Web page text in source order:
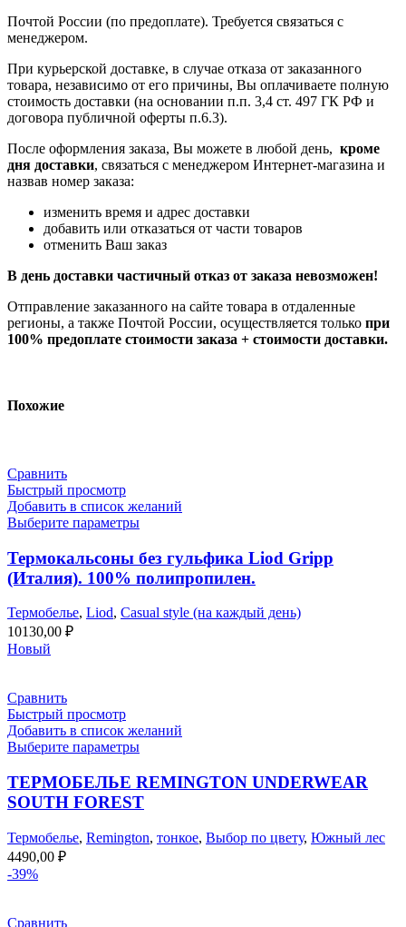
Почтой России (по предоплате). Требуется связаться с
менеджером.
При курьерской доставке, в случае отказа от заказанного
товара, независимо от его причины, Вы оплачиваете полную
стоимость доставки (на основании п.п. 3,4 ст. 497 ГК РФ и
договора публичной оферты п.6.3).
После оформления заказа, Вы можете в любой день, кроме
дня доставки, связаться с менеджером Интернет-магазина и
назвав номер заказа:
изменить время и адрес доставки
добавить или отказаться от части товаров
отменить Ваш заказ
В день доставки частичный отказ от заказа невозможен!
Отправление заказанного на сайте товара в отдаленные
регионы, а также Почтой России, осуществляется только при
100% предоплате стоимости заказа + стоимости доставки.
Похожие
Сравнить
Быстрый просмотр
Добавить в список желаний
Выберите параметры
Термокальсоны без гульфика Liod Gripp
(Италия). 100% полипропилен.
Термобелье, Liod, Casual style (на каждый день)
10130,00 ₽
Новый
Сравнить
Быстрый просмотр
Добавить в список желаний
Выберите параметры
ТЕРМОБЕЛЬЕ REMINGTON UNDERWEAR
SOUTH FOREST
Термобелье, Remington, тонкое, Выбор по цвету, Южный лес
4490,00 ₽
-39%
Сравнить